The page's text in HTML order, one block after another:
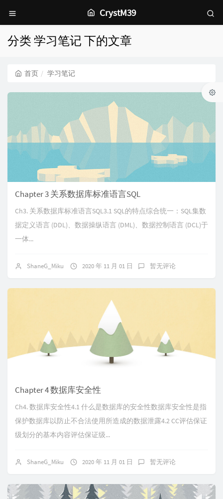
CrystM39
分类 学习笔记 下的文章
首页 学习笔记
Chapter 3 关系数据库标准语言SQL
Ch3. 关系数据库标准语言SQL3.1 SQL的特点综合统一：SQL集数
据定义语言 (DDL)、数据操纵语言 (DML)、数据控制语言 (DCL)于
一体...
ShaneG_Miku 2020 年 11 月 01 日 暂无评论
Chapter 4 数据库安全性
Ch4. 数据库安全性4.1 什么是数据库的安全性数据库安全性是指
保护数据库以防止不合法使用所造成的数据泄露4.2 CC评估保证
级划分的基本内容评估保证级...
ShaneG_Miku 2020 年 11 月 01 日 暂无评论